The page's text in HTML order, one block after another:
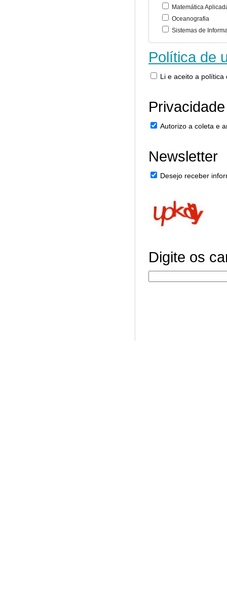
Matemática
Oceanografia
Sistemas de
Política de
Li e aceito a política
Autorizo a coleta e
Newsletter
Desejo receber
Digite os